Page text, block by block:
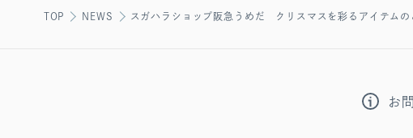
TOP NEWS スガハラショップ阪急うめだ クリスマスを彩るアイテムの
お